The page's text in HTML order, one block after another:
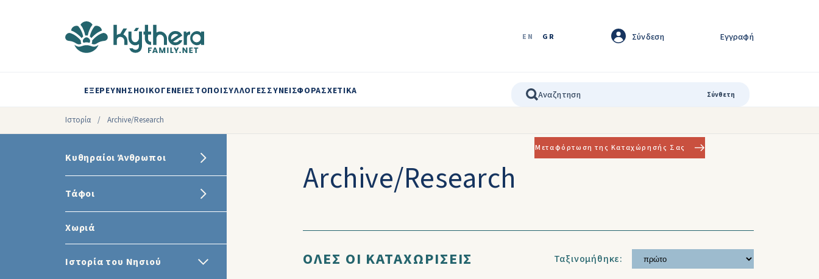
EN GR Σύνδεση Εγγραφή
ΕΞΕΡΕΥΝΗΣΗΟΙΚΟΓΕΝΕΙΕΣΤΟΠΟΙΣΥΛΛΟΓΕΣΣΥΝΕΙΣΦΟΡΑΣΧΕΤΙΚΑ Σύνθετη
Ιστορία / Archive/Research
Κυθηραίοι Άνθρωποι
Τάφοι
Χωριά
Ιστορία του Νησιού
Μεταφόρτωση της Καταχώρησής Σας
Archive/Research
ΟΛΕΣ ΟΙ ΚΑΤΑΧΩΡΙΣΕΙΣ Ταξινομήθηκε: